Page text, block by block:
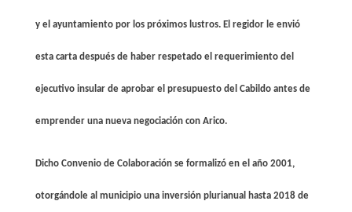
y el ayuntamiento por los próximos lustros. El regidor le envió
esta carta después de haber respetado el requerimiento del
ejecutivo insular de aprobar el presupuesto del Cabildo antes de
emprender una nueva negociación con Arico.
Dicho Convenio de Colaboración se formalizó en el año 2001,
otorgándole al municipio una inversión plurianual hasta 2018 de